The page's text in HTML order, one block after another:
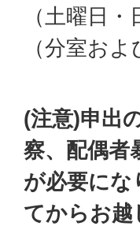
（土曜日
（分室お
(注意)申出
察、配偶者
が必要にな
てからお越